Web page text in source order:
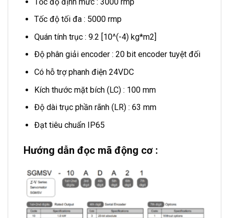
Tốc độ tối đa : 5000 rmp
Quán tính trục : 9.2 [10^(-4) kg*m2]
Độ phân giải encoder : 20 bit encoder tuyệt đối
Có hỗ trợ phanh điện 24VDC
Kích thước mặt bích (LC) : 100 mm
Độ dài trục phần rãnh (LR) : 63 mm
Đạt tiêu chuẩn IP65
Hướng dẫn đọc mã động cơ :